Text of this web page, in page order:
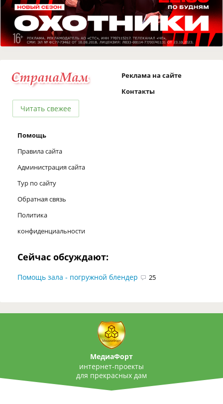
Читать свежее
Реклама на сайте
Контакты
Помощь
Правила сайта
Администрация сайта
Тур по сайту
Обратная связь
Политика
конфиденциальности
Сейчас обсуждают:
Помощь зала - погружной блендер 25
МедиаФорт
интернет-проекты
для прекрасных дам